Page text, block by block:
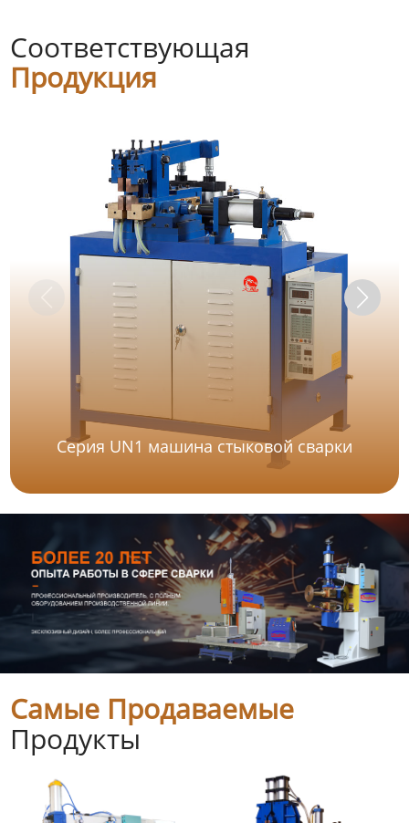
Соответствующая
Продукция
Серия UN1 машина стыковой сварки
Самые Продаваемые
Продукты